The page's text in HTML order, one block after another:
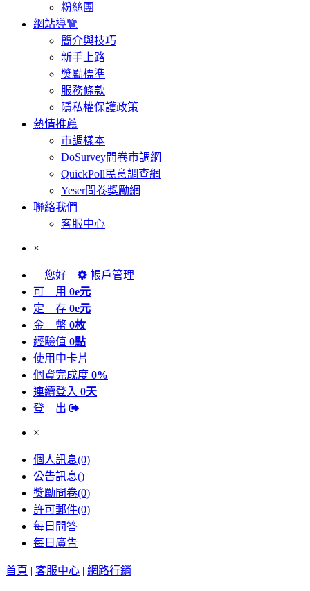
粉絲團
網站導覽
簡介與技巧
新手上路
獎勵標準
服務條款
隱私權保護政策
熱情推薦
市調樣本
DoSurvey問卷市調網
QuickPoll民意調查網
Yeser問卷獎勵網
聯絡我們
客服中心
×
您好
帳戶管理
可 用 0e元
定 存 0e元
金 幣 0枚
經驗值 0點
使用中卡片
個資完成度 0%
連續登入 0天
登 出
×
個人訊息(0)
公告訊息()
獎勵問卷(0)
許可郵件(0)
每日問答
每日廣告
首頁 | 客服中心 | 網路行銷